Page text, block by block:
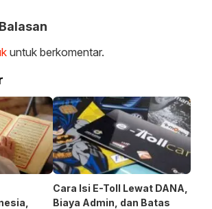
untuk berkomentar.
Cara Isi E-Toll Lewat DANA,
Biaya Admin, dan Batas